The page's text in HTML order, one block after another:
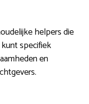
helpers die
kunt specifiek
en